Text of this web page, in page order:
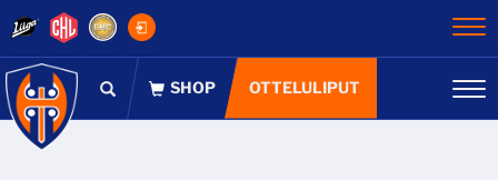
OTTELULIPUT